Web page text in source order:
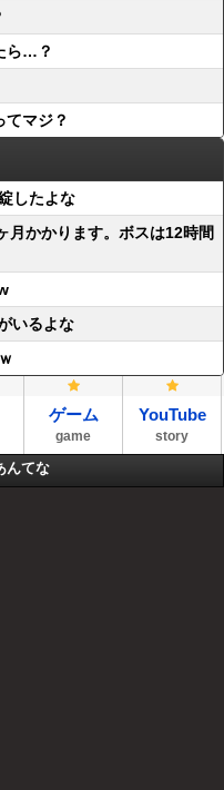
ら…？
てマジ？
したよな
月かかります。ボスは12時間
いるよな
ゲーム
game
YouTube
story
んてな